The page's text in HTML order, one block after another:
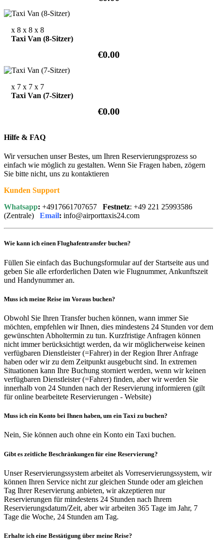
x 8 x 8 x 8
Taxi Van (8-Sitzer)
€0.00
x 7 x 7 x 7
Taxi Van (7-Sitzer)
€0.00
Hilfe & FAQ
Wir versuchen unser Bestes, um Ihren Reservierungsprozess so
einfach wie möglich zu gestalten. Wenn Sie Fragen haben, zögern
Sie bitte nicht, uns zu kontaktieren
Kunden Support
Whatsapp: +4917661707657 Festnetz: +49 221 25993586
(Zentrale) Email: info@airporttaxis24.com
Wie kann ich einen Flughafentransfer buchen?
Füllen Sie einfach das Buchungsformular auf der Startseite aus und
geben Sie alle erforderlichen Daten wie Flugnummer, Ankunftszeit
und Handynummer an.
Muss ich meine Reise im Voraus buchen?
Obwohl Sie Ihren Transfer buchen können, wann immer Sie
möchten, empfehlen wir Ihnen, dies mindestens 24 Stunden vor dem
gewünschten Abholtermin zu tun. Kurzfristige Anfragen können
nicht immer berücksichtigt werden, da wir möglicherweise keinen
verfügbaren Dienstleister (=Fahrer) in der Region Ihrer Anfrage
haben oder wir zu dem Zeitpunkt ausgebucht sind. In extremen
Situationen kann Ihre Buchung storniert werden, wenn wir keinen
verfügbaren Dienstleister (=Fahrer) finden, aber wir werden Sie
innerhalb von 24 Stunden nach der Reservierung informieren (gilt
für online bearbeitete Reservierungen - Website)
Muss ich ein Konto bei Ihnen haben, um ein Taxi zu buchen?
Nein, Sie können auch ohne ein Konto ein Taxi buchen.
Gibt es zeitliche Beschränkungen für eine Reservierung?
Unser Reservierungssystem arbeitet als Vorreservierungssystem, wir
können Ihren Service nicht zur gleichen Stunde oder am gleichen
Tag Ihrer Reservierung anbieten, wir akzeptieren nur
Reservierungen für mindestens 24 Stunden nach Ihrem
Reservierungsdatum/Zeit, aber wir arbeiten 365 Tage im Jahr, 7
Tage die Woche, 24 Stunden am Tag.
Erhalte ich eine Bestätigung über meine Reise?